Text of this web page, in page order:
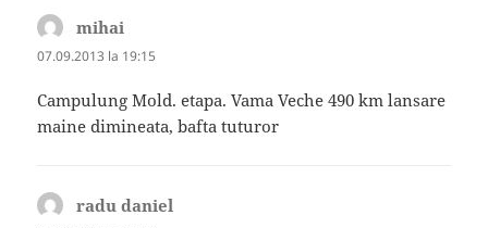
mihai
07.09.2013 la 19:15
Campulung Mold. etapa. Vama Veche 490 km lansare
maine dimineata, bafta tuturor
radu daniel